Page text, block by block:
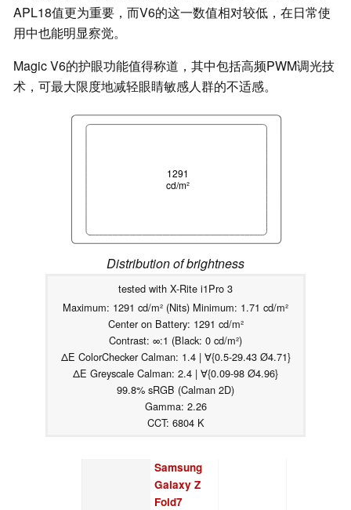
APL18值更为重要，而V6的这一数值相对较低，在日常使
用中也能明显察觉。
Magic V6的护眼功能值得称道，其中包括高频PWM调光技
术，可最大限度地减轻眼睛敏感人群的不适感。
1291
cd/m²
Distribution of brightness
tested with X-Rite i1Pro 3
Maximum: 1291 cd/m² (Nits) Minimum: 1.71 cd/m²
Center on Battery: 1291 cd/m²
Contrast: ∞:1 (Black: 0 cd/m²)
ΔE ColorChecker Calman: 1.4 | ∀{0.5-29.43 Ø4.71}
ΔE Greyscale Calman: 2.4 | ∀{0.09-98 Ø4.96}
99.8% sRGB (Calman 2D)
Gamma: 2.26
CCT: 6804 K
Samsung
Galaxy Z
Fold7